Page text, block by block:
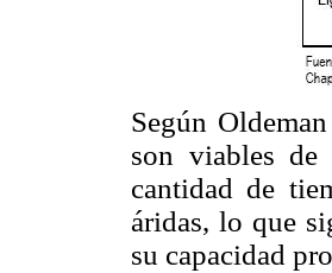
Según
son viables de
cantidad de
áridas, lo que
su capacidad